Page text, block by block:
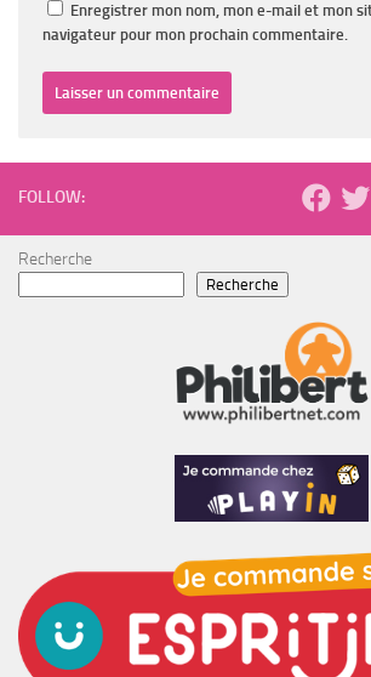
Enregistrer mon nom, mon e-mail et mon
navigateur pour mon prochain commentaire.
FOLLOW:
Recherche
Recherche